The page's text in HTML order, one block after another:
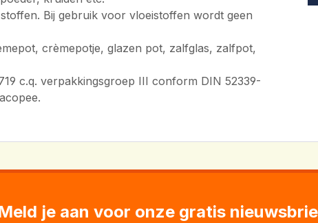
Bij gebruik voor vloeistoffen wordt geen
crèmepotje, glazen pot, zalfglas, zalfpot,
c.q. verpakkingsgroep III conform DIN 52339-
je aan voor onze gratis